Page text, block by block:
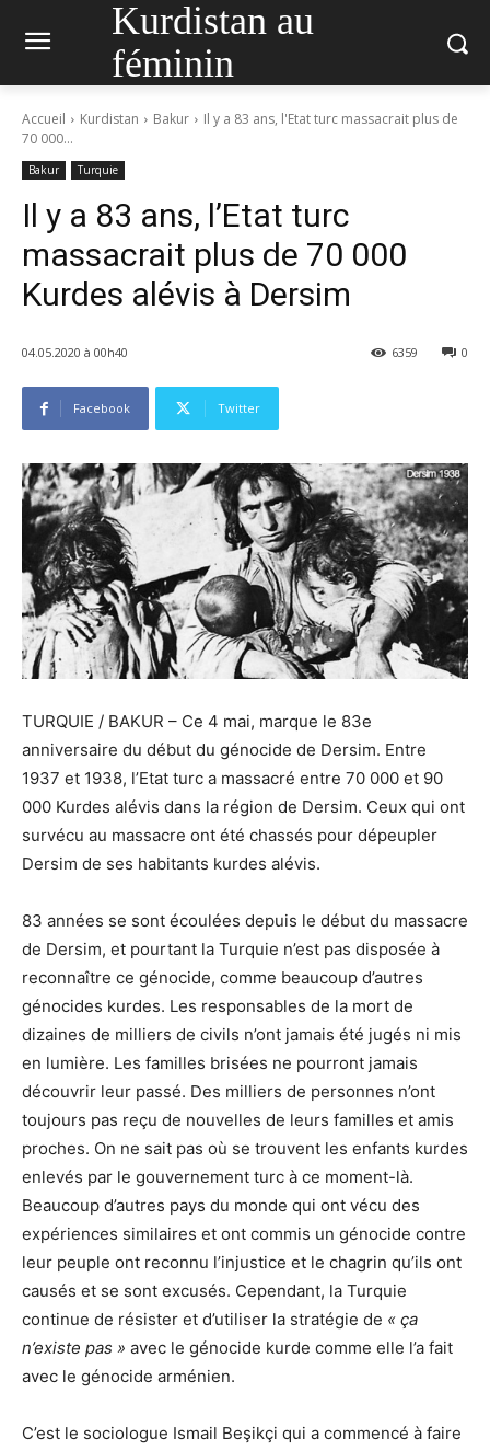
Kurdistan au
féminin
Accueil Kurdistan Bakur
Il y a 83 ans, l'Etat turc massacrait plus de
70 000...
Bakur Turquie
Il y a 83 ans, l’Etat turc
massacrait plus de 70 000
Kurdes alévis à Dersim
04.05.2020 à 00h40 0
6359
Facebook Twitter
TURQUIE / BAKUR – Ce 4 mai, marque le 83e
anniversaire du début du génocide de Dersim. Entre
1937 et 1938, l’Etat turc a massacré entre 70 000 et 90
000 Kurdes alévis dans la région de Dersim. Ceux qui ont
survécu au massacre ont été chassés pour dépeupler
Dersim de ses habitants kurdes alévis.
83 années se sont écoulées depuis le début du massacre
de Dersim, et pourtant la Turquie n’est pas disposée à
reconnaître ce génocide, comme beaucoup d’autres
génocides kurdes. Les responsables de la mort de
dizaines de milliers de civils n’ont jamais été jugés ni mis
en lumière. Les familles brisées ne pourront jamais
découvrir leur passé. Des milliers de personnes n’ont
toujours pas reçu de nouvelles de leurs familles et amis
proches. On ne sait pas où se trouvent les enfants kurdes
enlevés par le gouvernement turc à ce moment-là.
Beaucoup d’autres pays du monde qui ont vécu des
expériences similaires et ont commis un génocide contre
leur peuple ont reconnu l’injustice et le chagrin qu’ils ont
causés et se sont excusés. Cependant, la Turquie
continue de résister et d’utiliser la stratégie de « ça
n’existe pas » avec le génocide kurde comme elle l’a fait
avec le génocide arménien.
C’est le sociologue Ismail Beşikçi qui a commencé à faire